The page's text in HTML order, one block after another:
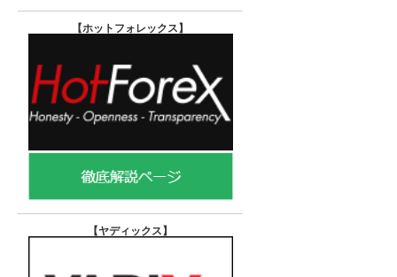
【ホットフォレックス 】
【ヤディックス 】